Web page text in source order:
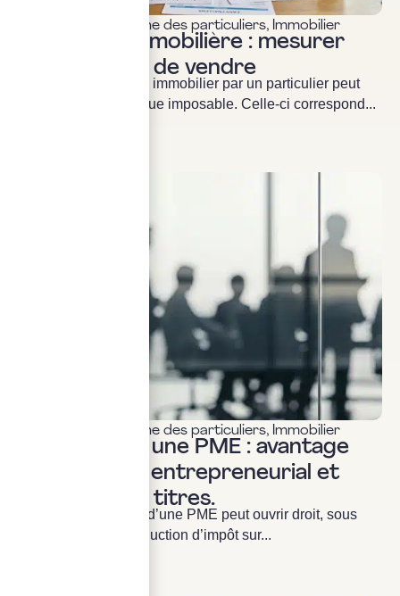
Fiscalité & patrimoine des particuliers, Immobilier
Plus-value immobilière : mesurer
l’impôt avant de vendre
La cession d’un bien immobilier par un particulier peut
générer une plus-value imposable. Celle-ci correspond...
Fiscalité & patrimoine des particuliers, Immobilier
Investir dans une PME : avantage
fiscal, risque entrepreneurial et
illiquidité des titres.
Souscrire au capital d’une PME peut ouvrir droit, sous
conditions, à une réduction d’impôt sur...